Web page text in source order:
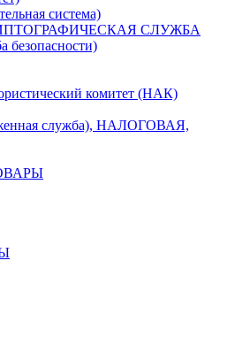
система)
СЛУЖБА
безопасности)
комитет (НАК)
служба), НАЛОГОВАЯ,